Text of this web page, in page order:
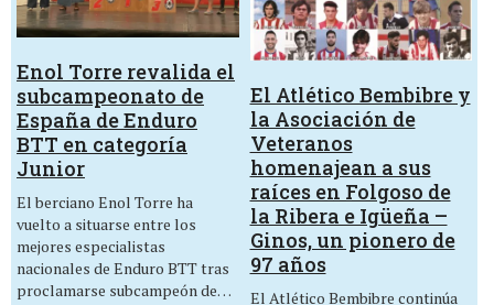
Enol Torre revalida el
subcampeonato de
España de Enduro
BTT en categoría
Junior
El berciano Enol Torre ha
vuelto a situarse entre los
mejores especialistas
nacionales de Enduro BTT tras
proclamarse subcampeón de…
El Atlético Bembibre y
la Asociación de
Veteranos
homenajean a sus
raíces en Folgoso de
la Ribera e Igüeña –
Ginos, un pionero de
97 años
El Atlético Bembibre continúa